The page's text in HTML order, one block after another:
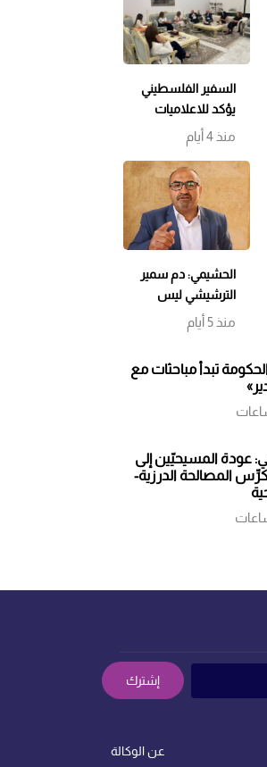
السفير الفلسطيني
يؤكد للاعلاميات
اللبنانيات التمسك
بسيادة لبنان
ورفض التوطين
منذ 4 أيام
الحشيمي: دم سمير
الترشيشي ليس
رخيصًا والمطلوب
توقيف مرتكب
منذ 5 أيام
تبدأ مباحثات مع
عودة المسيحيّين إلى
المصالحة الدرزية-
إشترك
عن الوكالة